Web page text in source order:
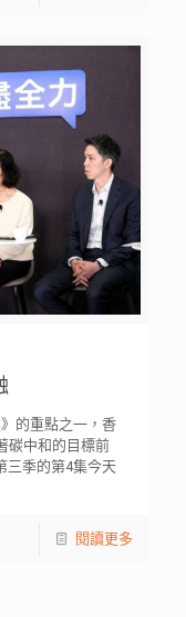
的重點之一，香
碳中和的目標前
三季的第4集今天
閱讀更多